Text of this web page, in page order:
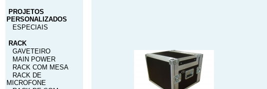
PROJETOS
PERSONALIZADOS
ESPECIAIS
RACK
GAVETEIRO
MAIN POWER
RACK COM MESA
RACK DE
MICROFONE